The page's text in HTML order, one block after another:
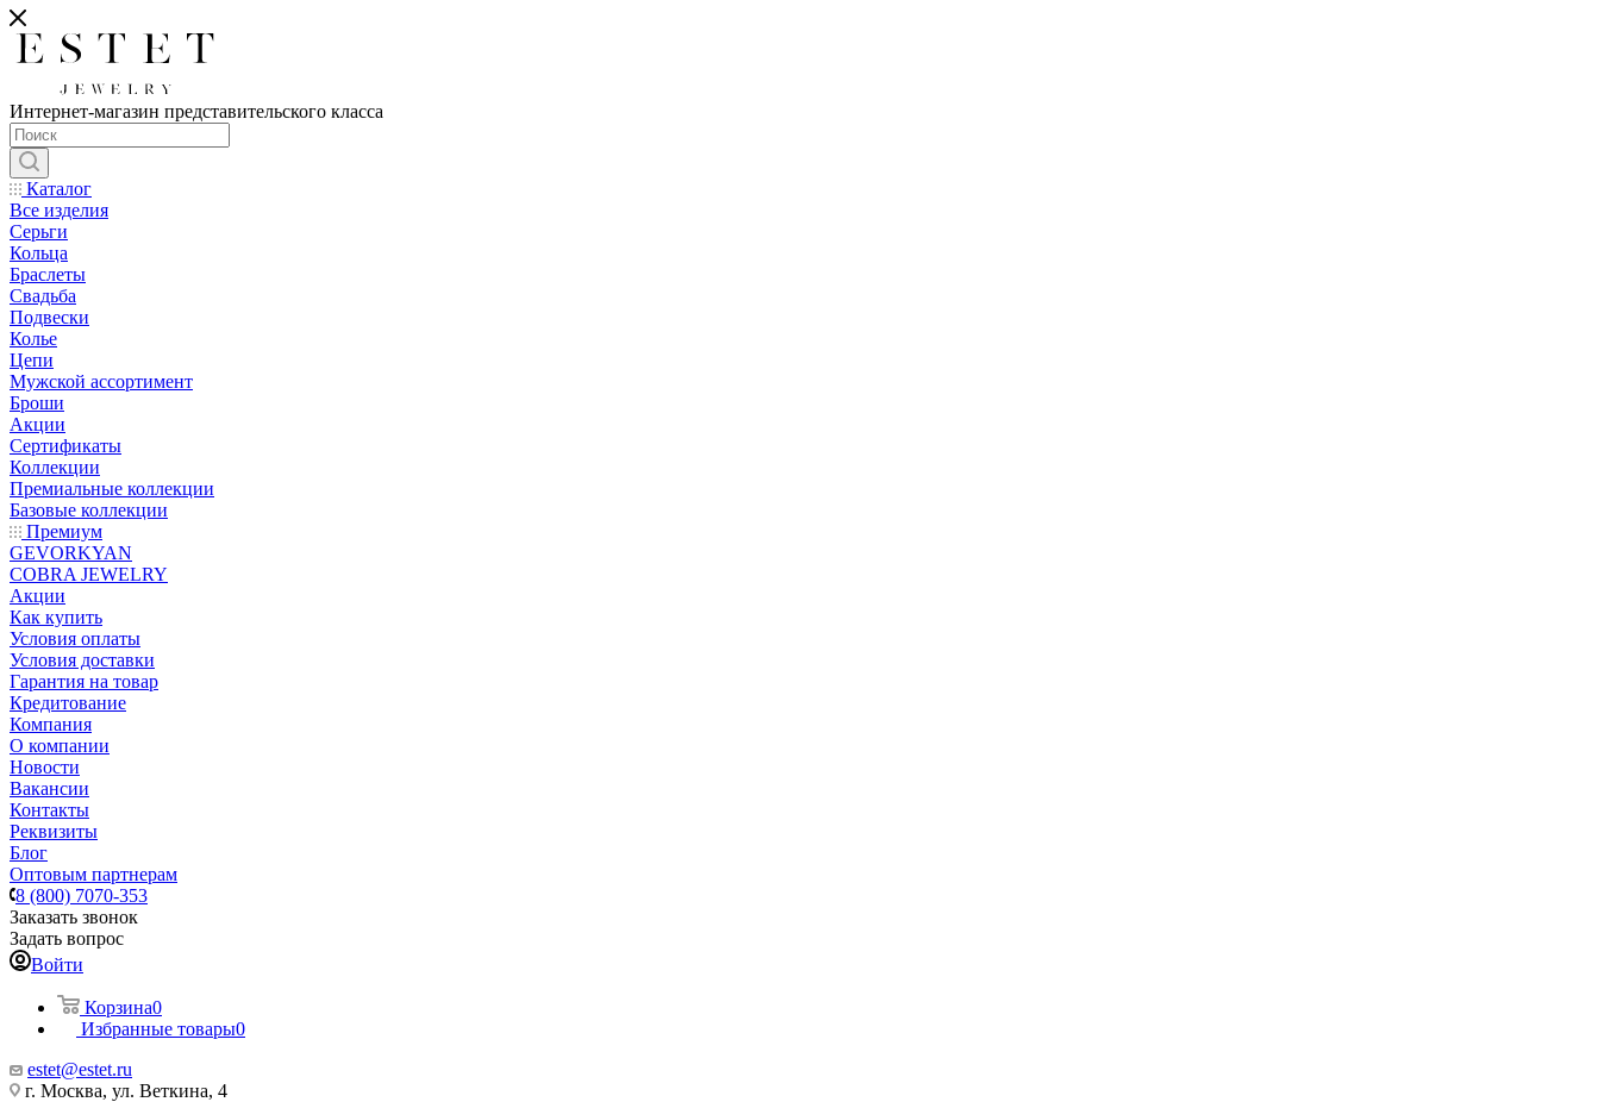
Интернет-магазин представительского класса
Каталог
Все изделия
Серьги
Кольца
Браслеты
Свадьба
Подвески
Колье
Цепи
Мужской ассортимент
Броши
Акции
Сертификаты
Коллекции
Премиальные коллекции
Базовые коллекции
Премиум
GEVORKYAN
COBRA JEWELRY
Акции
Как купить
Условия оплаты
Условия доставки
Гарантия на товар
Кредитование
Компания
О компании
Новости
Вакансии
Контакты
Реквизиты
Блог
Оптовым партнерам
8 (800) 7070-353
Заказать звонок
Задать вопрос
Войти
Корзина0
Избранные товары0
estet@estet.ru
г. Москва, ул. Веткина, 4